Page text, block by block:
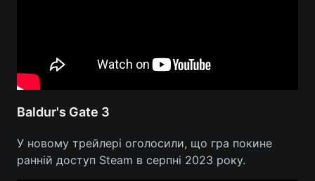
Baldur's Gate 3
У новому трейлері оголосили, що гра покине
ранній доступ Steam в серпні 2023 року.